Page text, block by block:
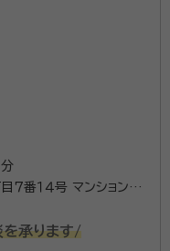
続等に関する相談、
案・死後事務委任
）信託契約書の作成
ポートさせて頂きま
円満な相続が実現で
ずは、ご相談からお
人相続診断士会
マンションロ
を承ります/